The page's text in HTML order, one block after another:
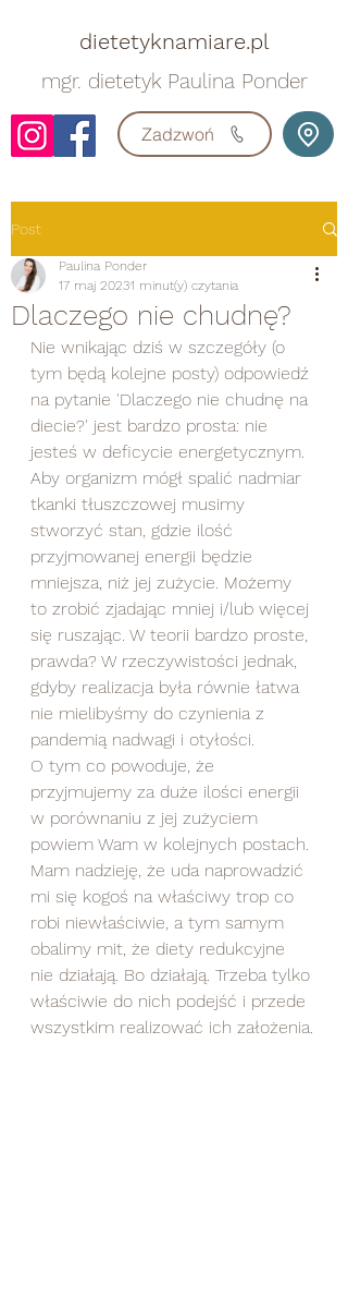
dietetyknamiare.pl
mgr. dietetyk Paulina Ponder
Zadzwoń
Post
Dlaczego nie chudnę?
Paulina Ponder
17 maj 20231 minut(y) czytania
Nie wnikając dziś w szczegóły (o
tym będą kolejne posty) odpowiedź
na pytanie 'Dlaczego nie chudnę na
diecie?' jest bardzo prosta: nie
jesteś w deficycie energetycznym.
Aby organizm mógł spalić nadmiar
tkanki tłuszczowej musimy
stworzyć stan, gdzie ilość
przyjmowanej energii będzie
mniejsza, niż jej zużycie. Możemy
to zrobić zjadając mniej i/lub więcej
się ruszając. W teorii bardzo proste,
prawda? W rzeczywistości jednak,
gdyby realizacja była równie łatwa
nie mielibyśmy do czynienia z
pandemią nadwagi i otyłości.
O tym co powoduje, że
przyjmujemy za duże ilości energii
w porównaniu z jej zużyciem
powiem Wam w kolejnych postach.
Mam nadzieję, że uda naprowadzić
mi się kogoś na właściwy trop co
robi niewłaściwie, a tym samym
obalimy mit, że diety redukcyjne
nie działają. Bo działają. Trzeba tylko
właściwie do nich podejść i przede
wszystkim realizować ich założenia.